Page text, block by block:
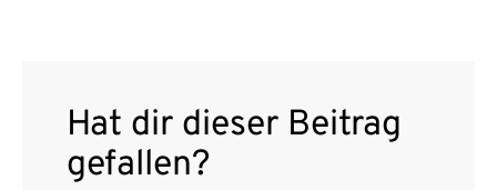
Hat dir dieser Beitrag
gefallen?